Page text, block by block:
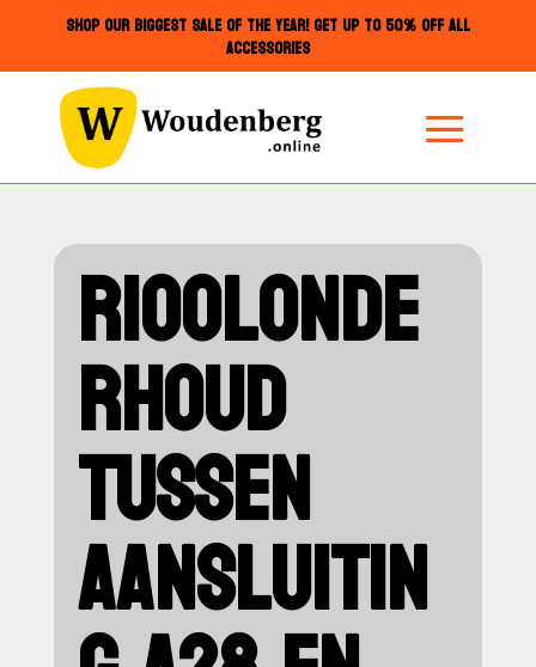
SHOP OUR BIGGEST SALE OF THE YEAR! GET UP TO 50% OFF ALL
ACCESSORIES
RIOOLONDE
RHOUD
TUSSEN
AANSLUITIN